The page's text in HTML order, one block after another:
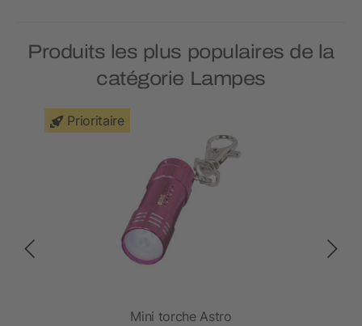
Produits les plus populaires de la
catégorie Lampes
Prioritaire
Mini torche Astro